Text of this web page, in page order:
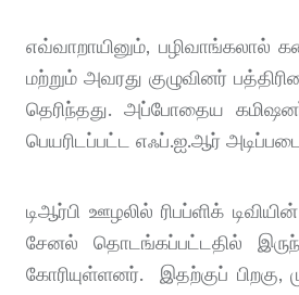
எவ்வாறாயினும், பழிவாங்கலால்
மற்றும் அவரது குழுவினர்
தெரிந்தது. அப்போதைய
பெயரிடப்பட்ட எஃப்.ஐ.ஆர்
டிஆர்பி ஊழலில் ரிபப்ளிக்
சேனல் தொடங்கப்பட்டதில்
கோரியுள்ளனர். இதற்குப்